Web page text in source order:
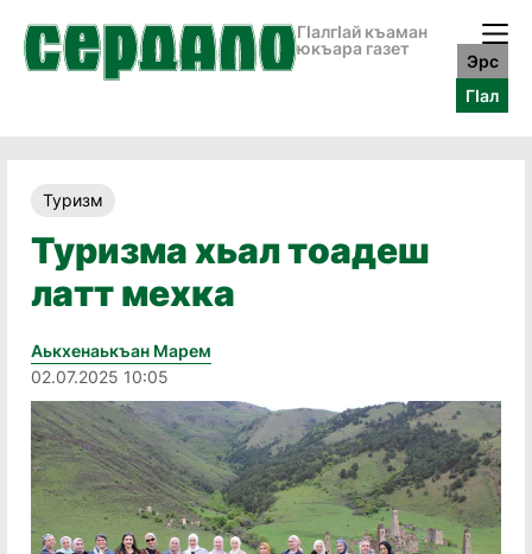
ГӀалгӀай къаман
юкъара газет
Эрс
ГӀал
Туризм
Туризма хьал тоадеш
латт мехка
Аькхенаькъан Марем
02.07.2025 10:05